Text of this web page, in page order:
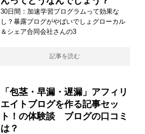
30日間：加速学習プログラムって効果な
し？暴露ブログがやばいでしょグローカル
＆シェア合同会社さんの3
記事を読む
「包茎・早漏・遅漏」アフィリ
エイトブログを作る記事セッ
ト！の体験談 ブログの口コミ
は？